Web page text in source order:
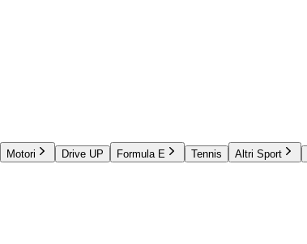
Motori Drive UP Formula E Tennis Altri Sport